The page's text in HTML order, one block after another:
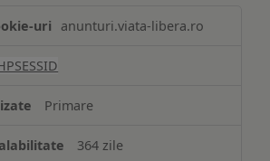
anunturi.viata-libera.ro
Primare
364 zile